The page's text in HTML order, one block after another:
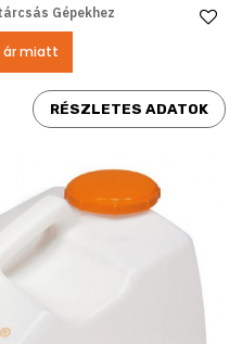
Gépekhez
ár miatt
RÉSZLETES ADATOK